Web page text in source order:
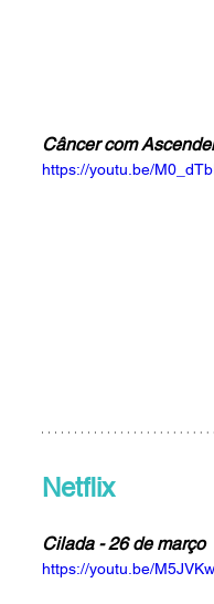
Câncer com
https://youtu.be/
Netflix
Cilada - 26 de março
https://youtu.be/